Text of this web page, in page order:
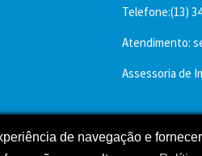
de navegação e
Telefone:(13)
Atendimento:
Assessoria de